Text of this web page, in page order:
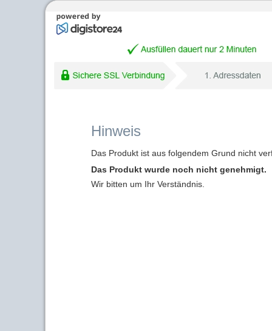
Hinweis
Das Produkt ist aus folgendem Grund nicht
Das Produkt wurde noch nicht genehmigt.
Wir bitten um Ihr Verständnis.